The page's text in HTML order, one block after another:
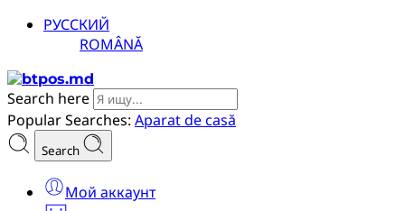
РУССКИЙ
ROMÂNĂ
Search here
Popular Searches: Aparat de casă
Search
Мой аккаунт